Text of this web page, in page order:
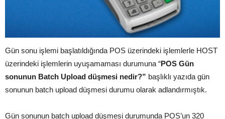
Gün sonu işlemi başlatıldığında POS üzerindeki işlemlerle HOST
üzerindeki işlemlerin uyuşamaması durumuna “POS Gün
sonunun Batch Upload düşmesi nedir?” başlıklı yazıda gün
sonunun batch upload düşmesi durumu olarak adlandırmıştık.
Gün sonunun batch upload düşmesi durumunda POS’un 320